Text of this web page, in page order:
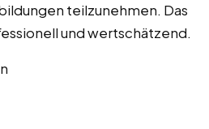
teilzunehmen. Das
und wertschätzend.